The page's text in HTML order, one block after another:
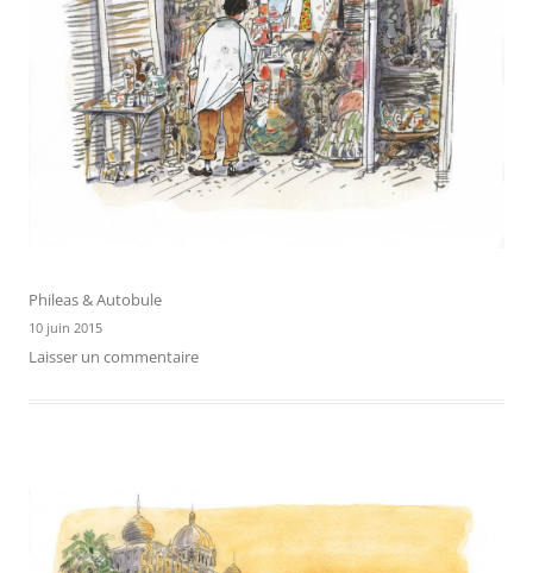
Phileas & Autobule
10 juin 2015
Laisser un commentaire